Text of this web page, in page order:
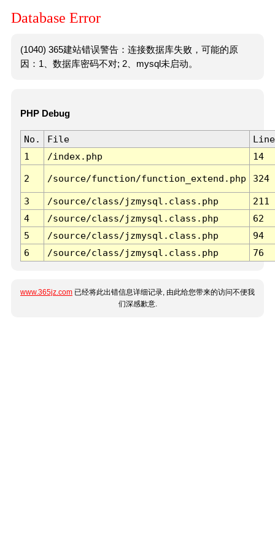
Database Error
(1040) 365建站错误警告：连接数据库失败，可能的原
因：1、数据库密码不对; 2、mysql未启动。
PHP Debug
No. File
Line
1
/index.php 14
2 /source/function/function_extend.php 324
3 /source/class/jzmysql.class.php
211
4
/source/class/jzmysql.class.php
62
5
/source/class/jzmysql.class.php
94
6
/source/class/jzmysql.class.php 76
www.365jz.com 已经将此出错信息详细记录, 由此给您带来的访问不便我
们深感歉意.